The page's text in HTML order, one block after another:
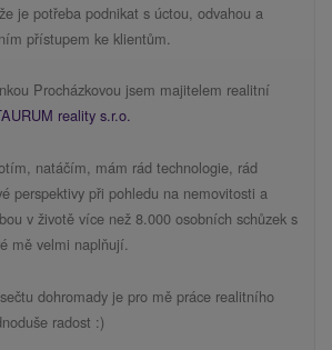
je potřeba podnikat s úctou, odvahou a
přístupem ke klientům.
Procházkovou jsem majitelem realitní
reality s.r.o.
natáčím, mám rád technologie, rád
perspektivy při pohledu na nemovitosti a
v životě více než 8.000 osobních schůzek s
mě velmi naplňují.
dohromady je pro mě práce realitního
radost :)